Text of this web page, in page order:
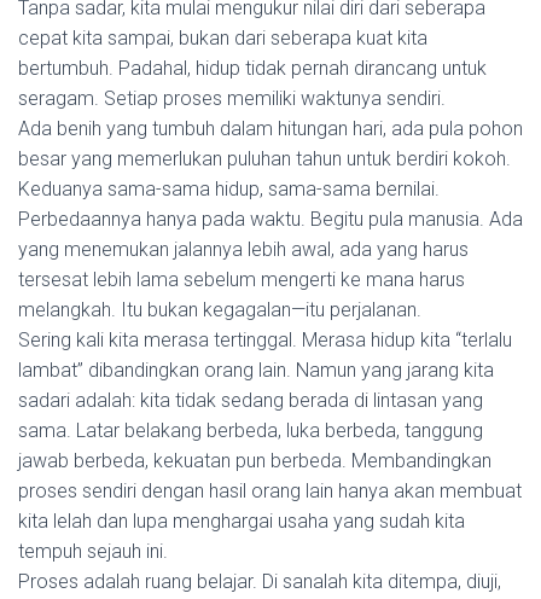
Tanpa sadar, kita mulai mengukur nilai diri dari seberapa
cepat kita sampai, bukan dari seberapa kuat kita
bertumbuh. Padahal, hidup tidak pernah dirancang untuk
seragam. Setiap proses memiliki waktunya sendiri.
Ada benih yang tumbuh dalam hitungan hari, ada pula pohon
besar yang memerlukan puluhan tahun untuk berdiri kokoh.
Keduanya sama-sama hidup, sama-sama bernilai.
Perbedaannya hanya pada waktu. Begitu pula manusia. Ada
yang menemukan jalannya lebih awal, ada yang harus
tersesat lebih lama sebelum mengerti ke mana harus
melangkah. Itu bukan kegagalan—itu perjalanan.
Sering kali kita merasa tertinggal. Merasa hidup kita “terlalu
lambat” dibandingkan orang lain. Namun yang jarang kita
sadari adalah: kita tidak sedang berada di lintasan yang
sama. Latar belakang berbeda, luka berbeda, tanggung
jawab berbeda, kekuatan pun berbeda. Membandingkan
proses sendiri dengan hasil orang lain hanya akan membuat
kita lelah dan lupa menghargai usaha yang sudah kita
tempuh sejauh ini.
Proses adalah ruang belajar. Di sanalah kita ditempa, diuji,